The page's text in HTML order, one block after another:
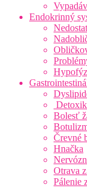
Endokrinný
Bolesť
Črevné
Hnačka
Otrava
Pálenie